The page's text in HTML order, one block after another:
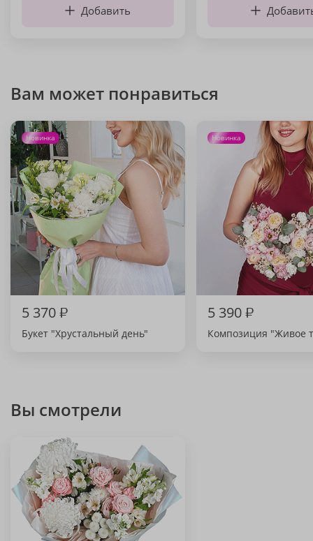
Добавить
Вам может понравиться
Новинка
5 370₽
Букет "Хрустальный день"
Новинка
5 390₽
Композиция "Живое
Вы смотрели